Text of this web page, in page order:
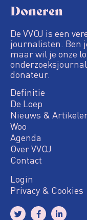
Doneren
De VVOJ is een
journalisten. Ben
maar wil je onze
donateur.
Definitie
De Loep
Nieuws &
Woo
Agenda
Over VVOJ
Contact
Login
Privacy & Cookies